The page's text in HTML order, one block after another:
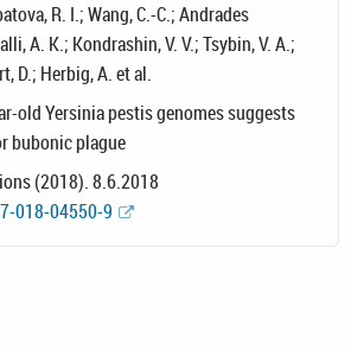
R. I.; Wang, C.-C.; Andrades
A. K.; Kondrashin, V. V.; Tsybin, V. A.;
D.; Herbig, A. et al.
old Yersinia pestis genomes suggests
bubonic plague
(2018). 8.6.2018
018-04550-9